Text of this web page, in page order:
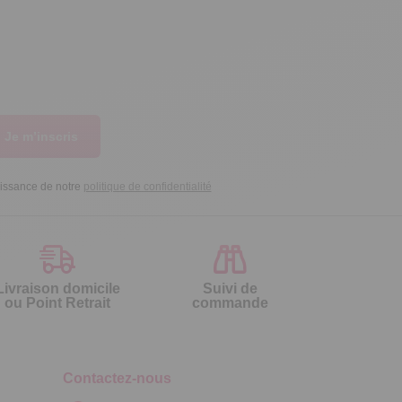
de notre politique de confidentialité
domicile
ou Point Retrait
Suivi de
commande
Contactez-nous